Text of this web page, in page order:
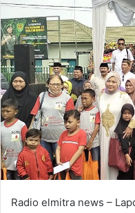
email
Radio elmitra news –